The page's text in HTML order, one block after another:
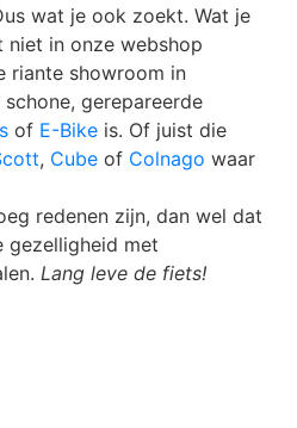
wat je ook zoekt. Wat je
niet in onze webshop
riante showroom in
gerepareerde
of E-Bike is. Of juist die
, Cube of Colnago waar
redenen zijn, dan wel dat
gezelligheid met
Lang leve de fiets!